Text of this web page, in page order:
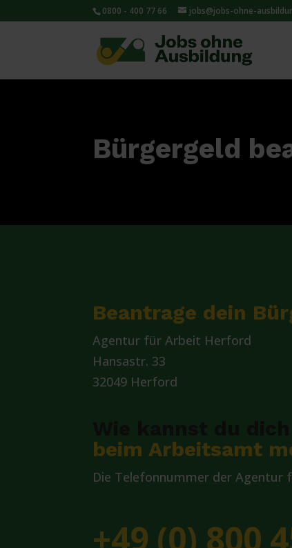
0800 - 400 77 66 jobs@jobs-ohne-
Bürgergeld
Beantrage dein
Agentur für Arbeit Herford
Hansastr. 33
32049 Herford
beim Arbeitsamt
Die Telefonnummer der Agentur
+49 (0) 800